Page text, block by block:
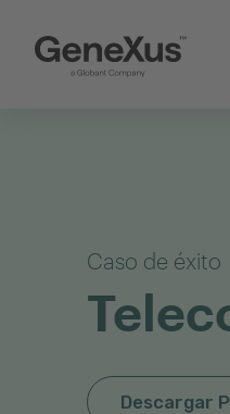
Caso de éxito
Descargar